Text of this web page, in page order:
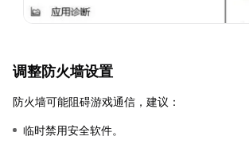
调整防火墙设置
防火墙可能阻碍游戏通信，建议：
临时禁用安全软件。